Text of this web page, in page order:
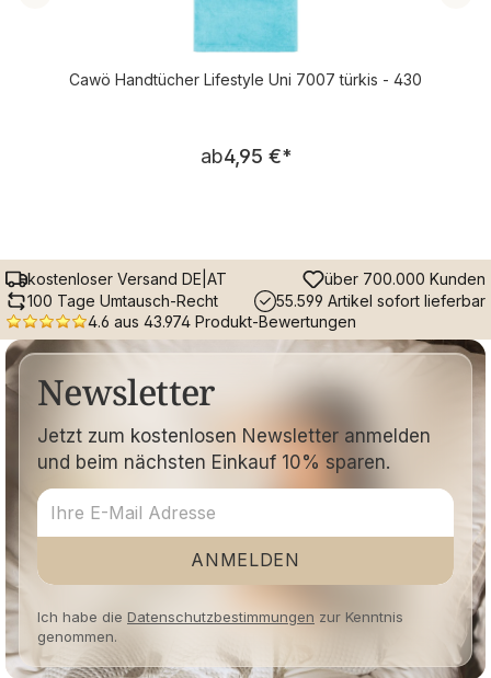
Cawö Handtücher Lifestyle Uni 7007 türkis - 430
Regulärer Preis:
ab4,95 €*
kostenloser Versand DE|AT
über 700.000 Kunden
100 Tage Umtausch-Recht
55.599 Artikel sofort lieferbar
4.6 aus 43.974 Produkt-Bewertungen
Newsletter
Jetzt zum kostenlosen Newsletter anmelden
und beim nächsten Einkauf 10% sparen.
ANMELDEN
Ich habe die Datenschutzbestimmungen zur Kenntnis
genommen.